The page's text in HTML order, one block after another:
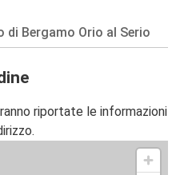
di Bergamo Orio al Serio
riportate le informazioni